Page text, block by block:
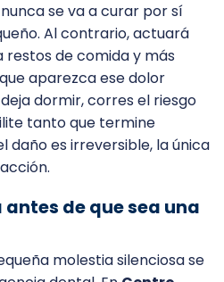
se va a curar por sí
Al contrario, actuará
de comida y más
aparezca ese dolor
dormir, corres el riesgo
tanto que termine
daño es irreversible, la única
de que sea una
molestia silenciosa se